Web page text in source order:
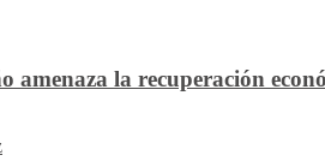
amenaza la recuperación